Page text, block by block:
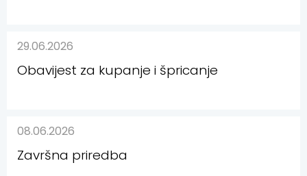
29.06.2026
Obavijest za kupanje i špricanje
08.06.2026
Završna priredba